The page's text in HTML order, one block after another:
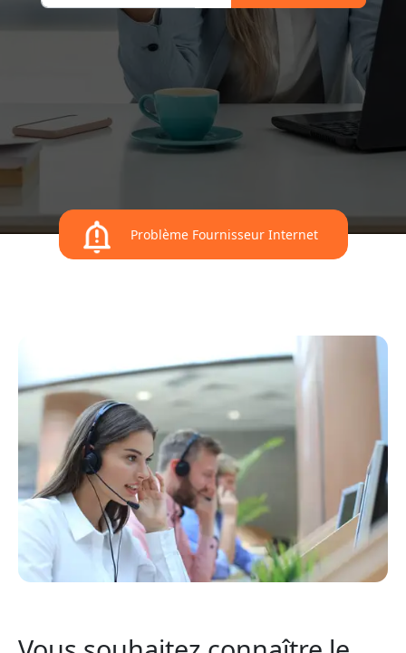
Problème Fournisseur Internet